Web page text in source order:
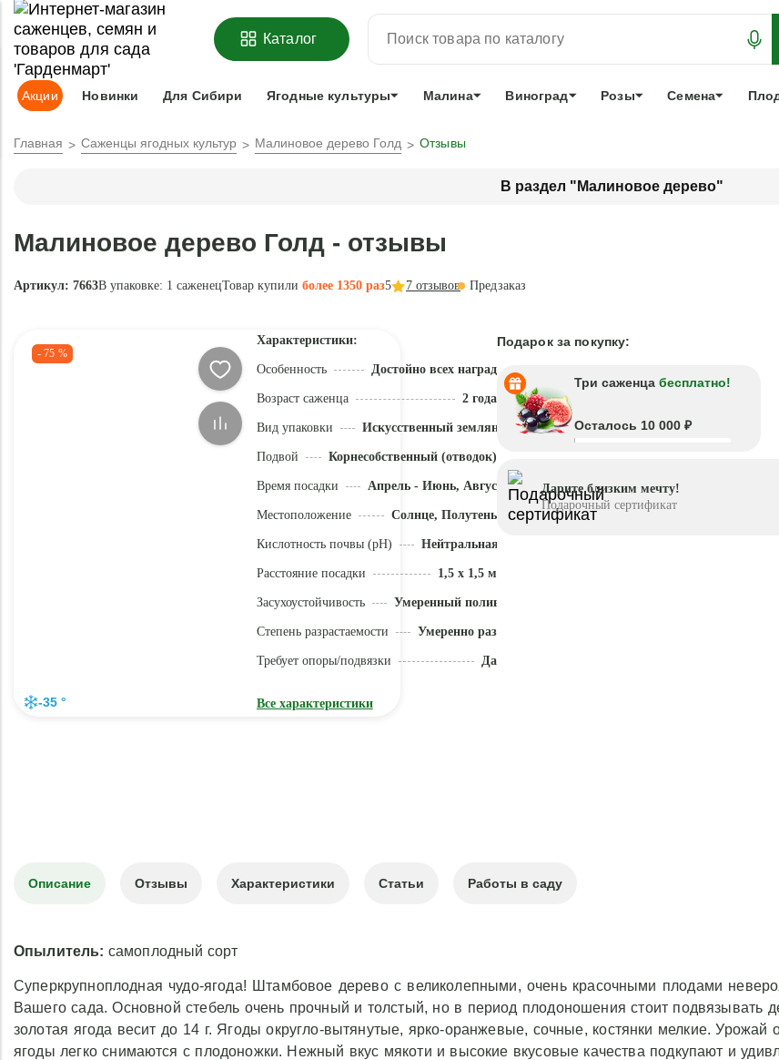
ОФОРМИТЬПРЕДЗАКАЗ =ЗАБРОНИРОВАТЬЛУЧШЕЕ
Адрес доставки:Москва Доставка и оплата Гарантии
Каталог
Акции Новинки Для Сибири Ягодные культуры Малина Виноград Розы Семена
Главная Саженцы ягодных культур Малиновое дерево Голд Отзывы
В раздел "Малиновое дерево"
Малиновое дерево Голд - отзывы
Артикул: 7663В упаковке: 1 саженецТовар купили более 1350 раз5 7 отзывов Предзаказ
- 75 %
-35 °
Характеристики:
Особенность Достойно всех наград
Возраст саженца 2 года
Вид упаковки Искусственный земляной ком
Подвой Корнесобственный (отводок)
Время посадки Апрель - Июнь, Август - Октябрь
Местоположение Солнце, Полутень
Кислотность почвы (pH) Нейтральная (5,5 - 7)
Расстояние посадки 1,5 x 1,5 м
Засухоустойчивость Умеренный полив
Степень разрастаемости Умеренно разрастается
Требует опоры/подвязки Да
Все характеристики
Подарок за покупку:
Три саженца бесплатно!
Осталось 10 000 ₽
Дарите близким мечту!
Подарочный сертификат
Описание Отзывы Характеристики Статьи Работы в саду
Опылитель: самоплодный сорт
Суперкрупноплодная чудо-ягода! Штамбовое дерево с великолепными, очень красочными плодами
Вашего сада. Основной стебель очень прочный и толстый, но в период плодоношения стоит подвязывать
золотая ягода весит до 14 г. Ягоды округло-вытянутые, ярко-оранжевые, сочные, костянки мелкие. Урожай
ягоды легко снимаются с плодоножки. Нежный вкус мякоти и высокие вкусовые качества подкупают и